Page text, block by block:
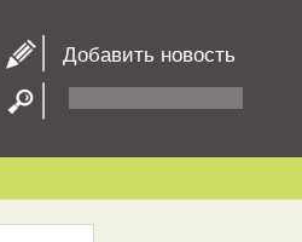
Добавить новость